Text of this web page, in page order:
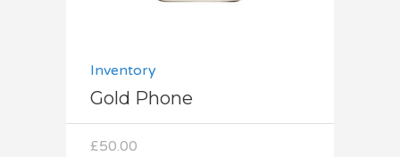
Inventory
Gold Phone
£50.00